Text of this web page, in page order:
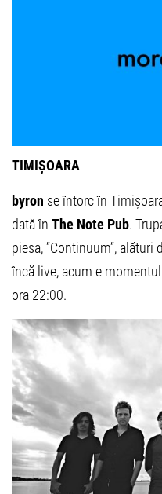
TIMIȘOARA
byron se întorc în
dată în The Note Pub.
piesa, ”Continuum”,
încă live, acum e
ora 22:00.